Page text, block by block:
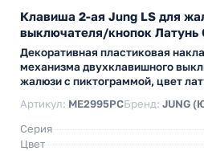
Клавиша 2-ая Jung LS для
выключателя/кнопок Латунь
Декоративная пластиковая
механизма двухклавишного
жалюзи с пиктограммой, цвет
Артикул: ME2995PCБренд: JUNG
Серия
Цвет